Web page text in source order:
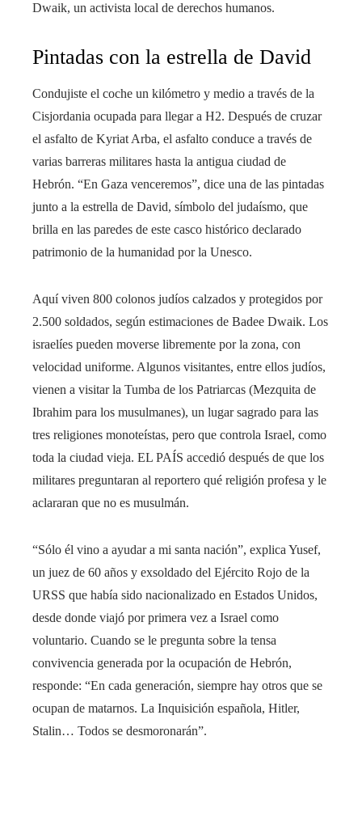
Dwaik, un activista local de derechos humanos.
Pintadas con la estrella de David
Condujiste el coche un kilómetro y medio a través de la
Cisjordania ocupada para llegar a H2. Después de cruzar
el asfalto de Kyriat Arba, el asfalto conduce a través de
varias barreras militares hasta la antigua ciudad de
Hebrón. “En Gaza venceremos”, dice una de las pintadas
junto a la estrella de David, símbolo del judaísmo, que
brilla en las paredes de este casco histórico declarado
patrimonio de la humanidad por la Unesco.
Aquí viven 800 colonos judíos calzados y protegidos por
2.500 soldados, según estimaciones de Badee Dwaik. Los
israelíes pueden moverse libremente por la zona, con
velocidad uniforme. Algunos visitantes, entre ellos judíos,
vienen a visitar la Tumba de los Patriarcas (Mezquita de
Ibrahim para los musulmanes), un lugar sagrado para las
tres religiones monoteístas, pero que controla Israel, como
toda la ciudad vieja. EL PAÍS accedió después de que los
militares preguntaran al reportero qué religión profesa y le
aclararan que no es musulmán.
“Sólo él vino a ayudar a mi santa nación”, explica Yusef,
un juez de 60 años y exsoldado del Ejército Rojo de la
URSS que había sido nacionalizado en Estados Unidos,
desde donde viajó por primera vez a Israel como
voluntario. Cuando se le pregunta sobre la tensa
convivencia generada por la ocupación de Hebrón,
responde: “En cada generación, siempre hay otros que se
ocupan de matarnos. La Inquisición española, Hitler,
Stalin… Todos se desmoronarán”.